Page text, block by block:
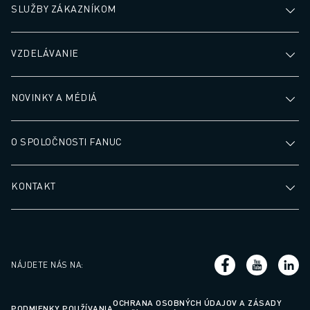
SLUŽBY ZÁKAZNÍKOM
VZDELÁVANIE
NOVINKY A MÉDIÁ
O SPOLOČNOSTI FANUC
KONTAKT
NÁJDETE NÁS NA:
OCHRANA OSOBNÝCH ÚDAJOV A ZÁSADY